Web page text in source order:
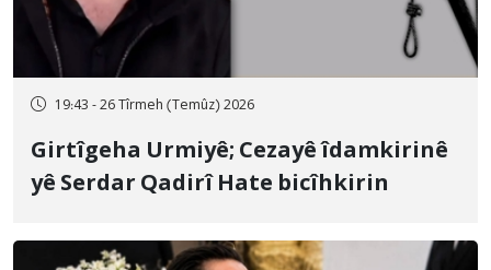
19:43 - 26 Tîrmeh (Temûz) 2026
Girtîgeha Urmiyê; Cezayê îdamkirinê
yê Serdar Qadirî Hate bicîhkirin